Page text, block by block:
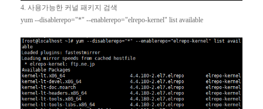
4. 사용가능한 커널 패키지 검색
yum --disablerepo="*" --enablerepo="elrepo-kernel" list available